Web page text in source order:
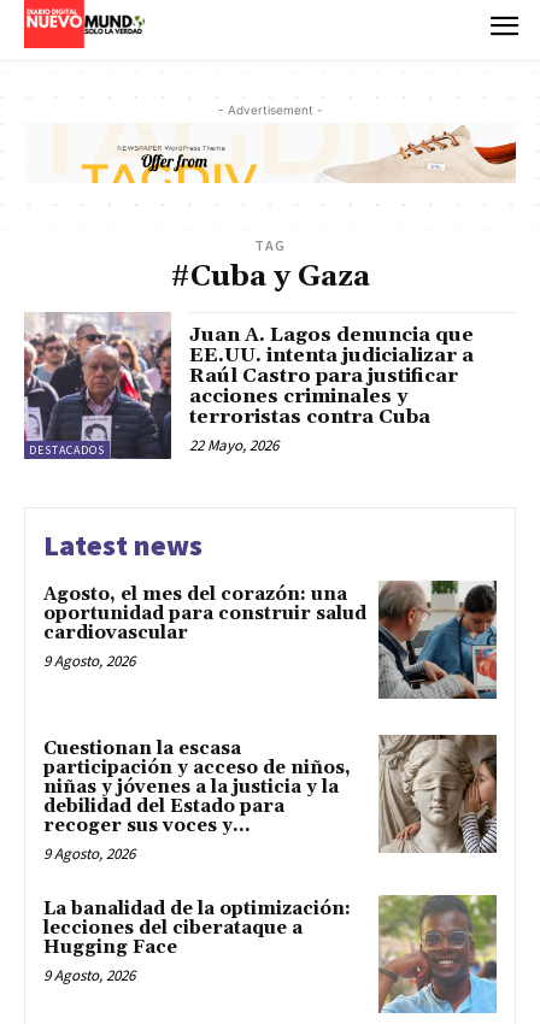
- Advertisement -
TAG
#Cuba y Gaza
DESTACADOS
Juan A. Lagos denuncia que
EE.UU. intenta judicializar a
Raúl Castro para justificar
acciones criminales y
terroristas contra Cuba
22 Mayo, 2026
Latest news
Agosto, el mes del corazón: una
oportunidad para construir salud
cardiovascular
9 Agosto, 2026
Cuestionan la escasa
participación y acceso de niños,
niñas y jóvenes a la justicia y la
debilidad del Estado para
recoger sus voces y...
9 Agosto, 2026
La banalidad de la optimización:
lecciones del ciberataque a
Hugging Face
9 Agosto, 2026